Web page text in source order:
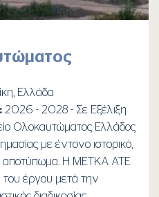
Ελλάδα
2026 - 2028 - Σε Εξέλιξη
Ολοκαυτώματος Ελλάδος
με έντονο ιστορικό,
αποτύπωμα. Η ΜΕΤΚΑ ΑΤΕ
έργου μετά την